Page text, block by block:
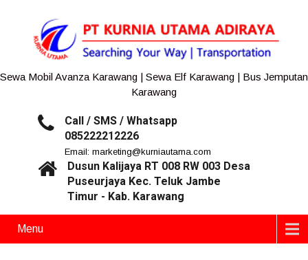
Sewa Mobil Avanza Karawang | Sewa Elf Karawang | Bus Jemputan
Karawang
Call / SMS / Whatsapp
085222212226
Email: marketing@kurniautama.com
Dusun Kalijaya RT 008 RW 003 Desa
Puseurjaya Kec. Teluk Jambe
Timur - Kab. Karawang
Menu